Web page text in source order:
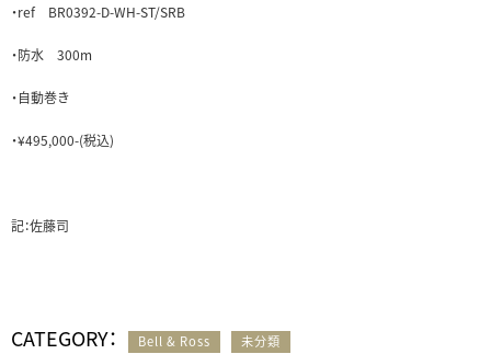
・ref BR0392-D-WH-ST/SRB
・防水 300m
・自動巻き
・¥495,000-(税込)
記：佐藤司
CATEGORY： Bell & Ross 未分類